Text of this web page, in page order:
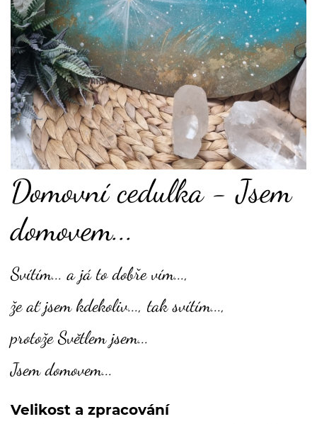
Domovní cedulka - Jsem
domovem...
Svítím... a já to dobře vím...,
že ať jsem kdekoliv..., tak svítím...,
protože Světlem jsem...
Jsem domovem...
Velikost a zpracování